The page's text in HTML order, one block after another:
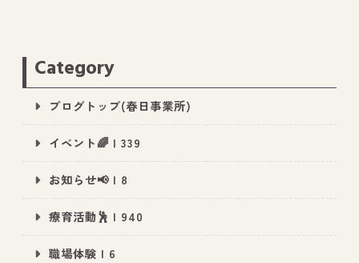
－ 鳥栖事業所のブログ
All Peace｜オールピース
Category
ブログトップ(春日事業所)
イベント🌈 | 339
お知らせ📢 | 8
療育活動🕺 | 940
職場体験 | 6